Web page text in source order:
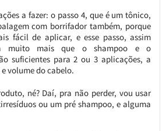
a fazer: o passo 4, que é um tônico,
com borrifador também, porque
fácil de aplicar, e esse passo, assim
muito mais que o shampoo e o
suficientes para 2 ou 3 aplicações, a
volume do cabelo.
né? Daí, pra não perder, vou usar
ou um pré shampoo, e alguma